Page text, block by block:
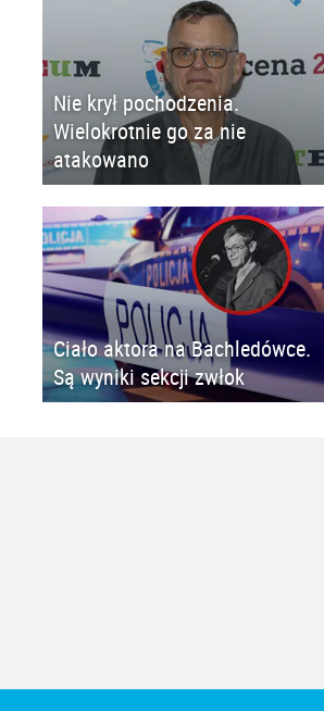
Nie krył pochodzenia.
Wielokrotnie go za nie
atakowano
Ciało aktora na Bachledówce.
Są wyniki sekcji zwłok